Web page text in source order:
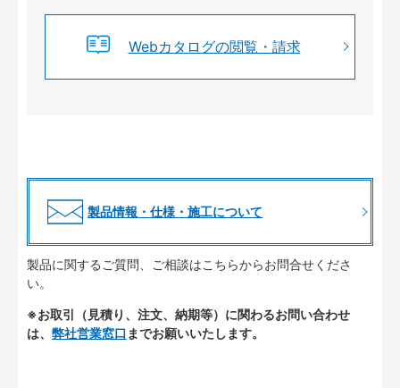
Webカタログの閲覧・請求
製品情報・仕様・施工について
製品に関するご質問、ご相談はこちらからお問合せくださ
い。
※お取引（見積り、注文、納期等）に関わるお問い合わせ
は、 弊社営業窓口 までお願いいたします。